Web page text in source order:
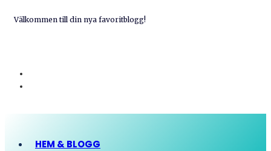
Välkommen till din nya favoritblogg!
HEM & BLOGG